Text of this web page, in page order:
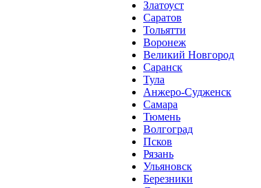
Златоуст
Саратов
Тольятти
Воронеж
Великий Новгород
Саранск
Тула
Анжеро-Судженск
Самара
Тюмень
Волгоград
Псков
Рязань
Ульяновск
Березники